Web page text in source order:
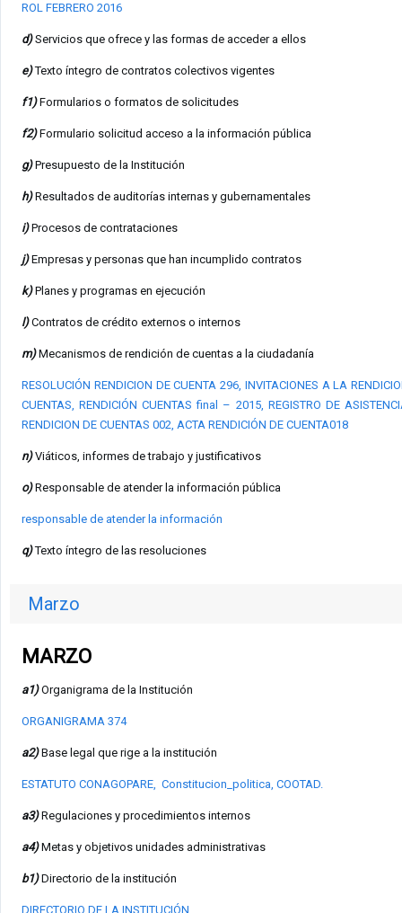
ROL FEBRERO 2016
d)Servicios que ofrece y las formas de acceder a ellos
e)Texto íntegro de contratos colectivos vigentes
f1)Formularios o formatos de solicitudes
f2)Formulario solicitud acceso a la información pública
g) Presupuesto de la Institución
h)Resultados de auditorías internas y gubernamentales
i) Procesos de contrataciones
j) Empresas y personas que han incumplido contratos
k) Planes y programas en ejecución
l) Contratos de crédito externos o internos
m)Mecanismos de rendición de cuentas a la ciudadanía
RESOLUCIÓN RENDICION DE CUENTA 296, INVITACIONES A LA
CUENTAS,RENDICIÓN CUENTAS final – 2015, REGISTRO DE
RENDICION DE CUENTAS 002, ACTA RENDICIÓN DE CUENTA018
n)Viáticos, informes de trabajo y justificativos
o)Responsable de atender la información pública
responsable de atender la información
q) Texto íntegro de las resoluciones
Marzo
MARZO
a1)Organigrama de la Institución
ORGANIGRAMA 374
a2) Base legal que rige a la institución
ESTATUTO CONAGOPARE, Constitucion_politica, COOTAD.
a3)Regulaciones y procedimientos internos
a4)Metas y objetivos unidades administrativas
b1)Directorio de la institución
DIRECTORIO DE LA INSTITUCIÓN